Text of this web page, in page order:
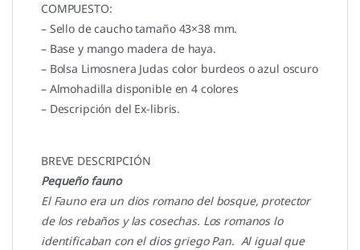
COMPUESTO:
– Sello de caucho tamaño 43×38 mm.
– Base y mango madera de haya.
– Bolsa Limosnera Judas color burdeos o azul oscuro
– Almohadilla disponible en 4 colores
– Descripción del Ex-libris.
BREVE DESCRIPCIÓN
Pequeño fauno
El Fauno era un dios romano del bosque, protector
de los rebaños y las cosechas. Los romanos lo
identificaban con el dios griego Pan. Al igual que